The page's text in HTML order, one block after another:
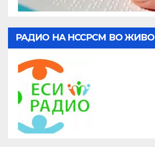
РАДИО НА НССРСМ ВО ЖИВО